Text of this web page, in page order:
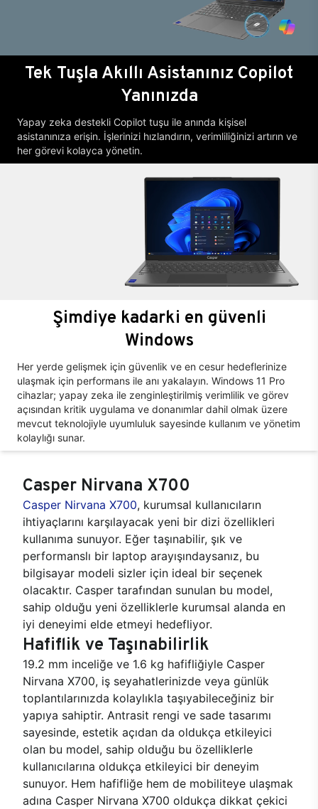
Tek Tuşla Akıllı Asistanınız Copilot
Yanınızda
Yapay zeka destekli Copilot tuşu ile anında kişisel
asistanınıza erişin. İşlerinizi hızlandırın, verimliliğinizi artırın ve
her görevi kolayca yönetin.
Şimdiye kadarki en güvenli
Windows
Her yerde gelişmek için güvenlik ve en cesur hedeflerinize
ulaşmak için performans ile anı yakalayın. Windows 11 Pro
cihazlar; yapay zeka ile zenginleştirilmiş verimlilik ve görev
açısından kritik uygulama ve donanımlar dahil olmak üzere
mevcut teknolojiyle uyumluluk sayesinde kullanım ve yönetim
kolaylığı sunar.
Casper Nirvana X700
Casper Nirvana X700, kurumsal kullanıcıların
ihtiyaçlarını karşılayacak yeni bir dizi özellikleri
kullanıma sunuyor. Eğer taşınabilir, şık ve
performanslı bir laptop arayışındaysanız, bu
bilgisayar modeli sizler için ideal bir seçenek
olacaktır. Casper tarafından sunulan bu model,
sahip olduğu yeni özelliklerle kurumsal alanda en
iyi deneyimi elde etmeyi hedefliyor.
Hafiflik ve Taşınabilirlik
19.2 mm inceliğe ve 1.6 kg hafifliğiyle Casper
Nirvana X700, iş seyahatlerinizde veya günlük
toplantılarınızda kolaylıkla taşıyabileceğiniz bir
yapıya sahiptir. Antrasit rengi ve sade tasarımı
sayesinde, estetik açıdan da oldukça etkileyici
olan bu model, sahip olduğu bu özelliklerle
kullanıcılarına oldukça etkileyici bir deneyim
sunuyor. Hem hafifliğe hem de mobiliteye ulaşmak
adına Casper Nirvana X700 oldukça dikkat çekici